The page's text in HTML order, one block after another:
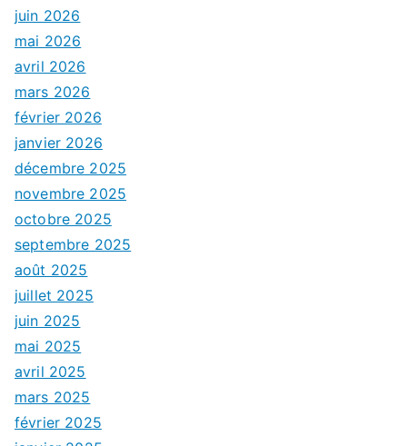
juin 2026
mai 2026
avril 2026
mars 2026
février 2026
janvier 2026
décembre 2025
novembre 2025
octobre 2025
septembre 2025
août 2025
juillet 2025
juin 2025
mai 2025
avril 2025
mars 2025
février 2025